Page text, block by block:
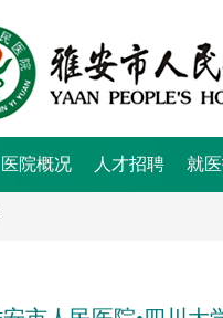
医院概况 人才招聘 就